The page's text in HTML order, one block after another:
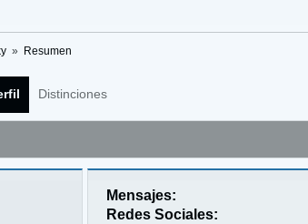
» Resumen
Distinciones
Mensajes:
Redes Sociales: